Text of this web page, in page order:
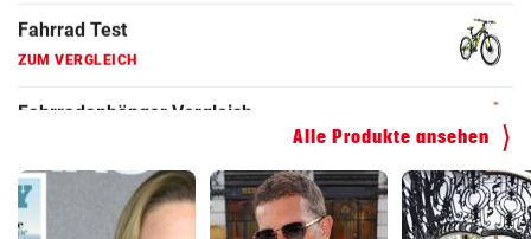
Kinderfahrrad Vergleich
Alle Produkte ansehen